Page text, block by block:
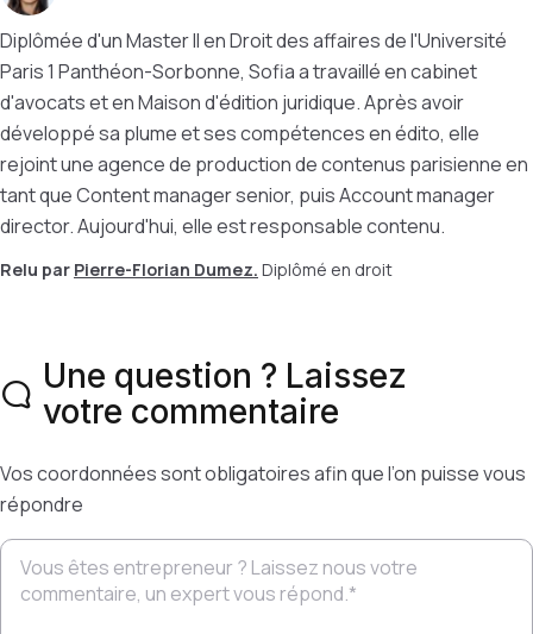
Diplômée d'un Master II en Droit des affaires de l'Université
Paris 1 Panthéon-Sorbonne, Sofia a travaillé en cabinet
d'avocats et en Maison d'édition juridique. Après avoir
développé sa plume et ses compétences en édito, elle
rejoint une agence de production de contenus parisienne en
tant que Content manager senior, puis Account manager
director. Aujourd'hui, elle est responsable contenu.
Relu par Pierre-Florian Dumez. Diplômé en droit
Une question ? Laissez
votre commentaire
Vos coordonnées sont obligatoires afin que l’on puisse vous
répondre